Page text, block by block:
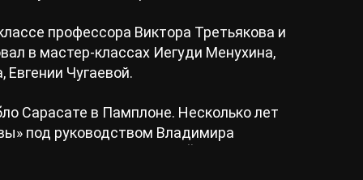
профессора Виктора Третьякова и
в мастер-классах Иегуди Менухина,
Чугаевой.
Сарасате в Памплоне. Несколько лет
под руководством Владимира